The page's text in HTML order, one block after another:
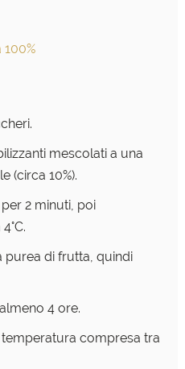
mescolati a una
(circa 10%).
2 minuti, poi
purea di frutta, quindi
4 ore.
compresa tra